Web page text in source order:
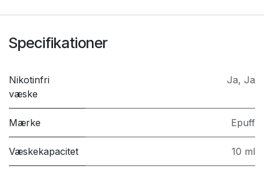
Specifikationer
Nikotinfri
væske
Ja, Ja
Mærke Epuff
Væskekapacitet 10 ml